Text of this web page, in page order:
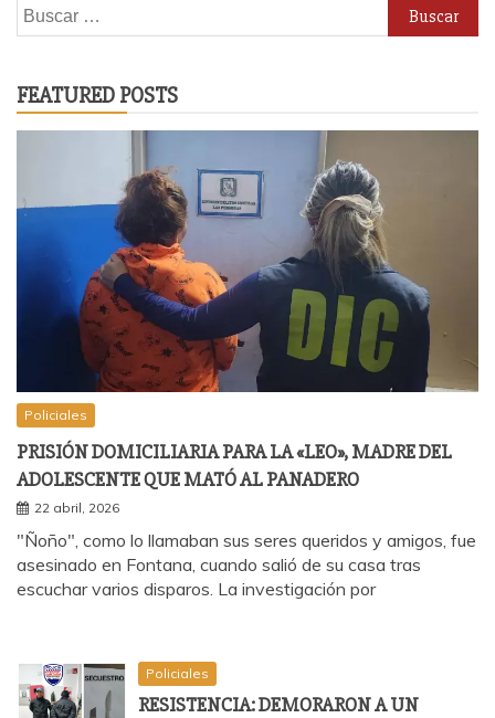
Buscar:
FEATURED POSTS
Policiales
PRISIÓN DOMICILIARIA PARA LA «LEO», MADRE DEL
ADOLESCENTE QUE MATÓ AL PANADERO
22 abril, 2026
"Ñoño", como lo llamaban sus seres queridos y amigos, fue
asesinado en Fontana, cuando salió de su casa tras
escuchar varios disparos. La investigación por
Policiales
RESISTENCIA: DEMORARON A UN